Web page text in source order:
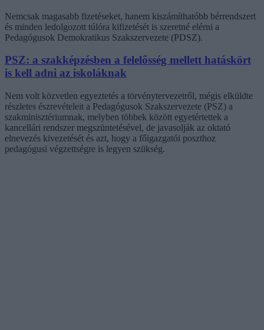
Nemcsak magasabb fizetéseket, hanem kiszámíthatóbb bérrendszert
és minden ledolgozott túlóra kifizetését is szeretné elérni a
Pedagógusok Demokratikus Szakszervezete (PDSZ).
PSZ: a szakképzésben a felelősség mellett hatáskört
is kell adni az iskoláknak
Nem volt közvetlen egyeztetés a törvénytervezetről, mégis elküldte
részletes észrevételeit a Pedagógusok Szakszervezete (PSZ) a
szakminisztériumnak, melyben többek között egyetértettek a
kancellári rendszer megszüntetésével, de javasolják az oktató
elnevezés kivezetését és azt, hogy a főigazgatói poszthoz
pedagógusi végzettségre is legyen szükség.